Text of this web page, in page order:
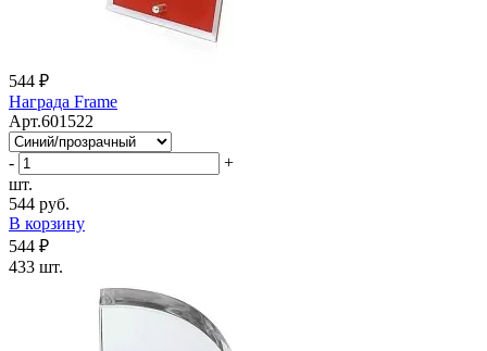
544 ₽
Награда Frame
Арт.601522
-
+
шт.
544 руб.
В корзину
544 ₽
433 шт.